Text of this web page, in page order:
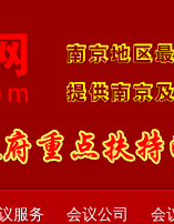
服务 会议公司 会